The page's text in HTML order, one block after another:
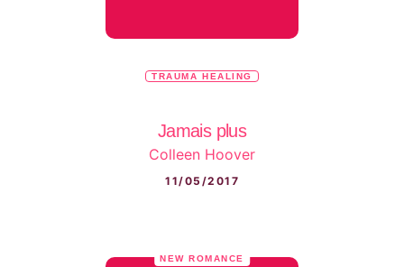
TRAUMA HEALING
Jamais plus
Colleen Hoover
11/05/2017
NEW ROMANCE